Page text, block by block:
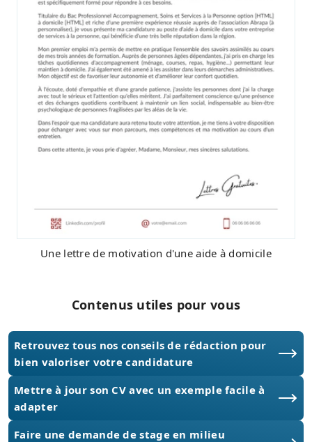
Une lettre de motivation d'une aide à domicile
Contenus utiles pour vous
Retrouvez tous nos conseils de rédaction pour
bien valoriser votre candidature
Mettre à jour son CV avec un exemple facile à
adapter
Faire une demande de stage en milieu